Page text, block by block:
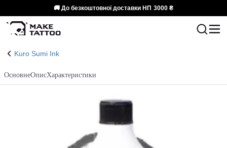
🚚 До безкоштовної доставки НП 3000 ₴
Kuro Sumi Ink
ОсновнеОписХарактеристики